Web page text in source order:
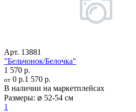
Арт. 13881
"Бельчонок/Белочка"
1 570 р.
от 0 р.1 570 р.
В наличии на маркетплейсах
Размеры: ⌀ 52-54 см
1